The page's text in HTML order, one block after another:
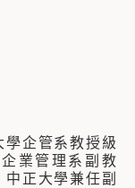
學企管系教授級
業管理系副教
正大學兼任副